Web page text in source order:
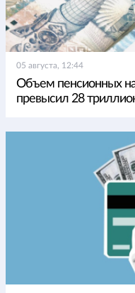
05 августа, 12:44
Объем пенсионных
превысил 28